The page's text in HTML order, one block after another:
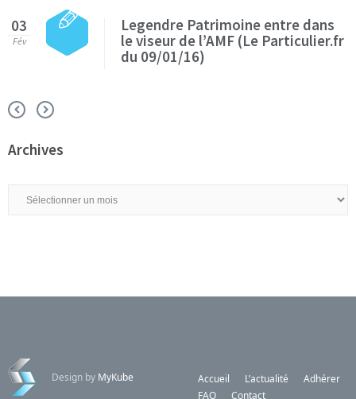
03
Fév
Legendre Patrimoine entre dans
le viseur de l’AMF (Le Particulier.fr
du 09/01/16)
Archives
Design by MyKube Accueil L’actualité
Adhérer
FAQ
Contact